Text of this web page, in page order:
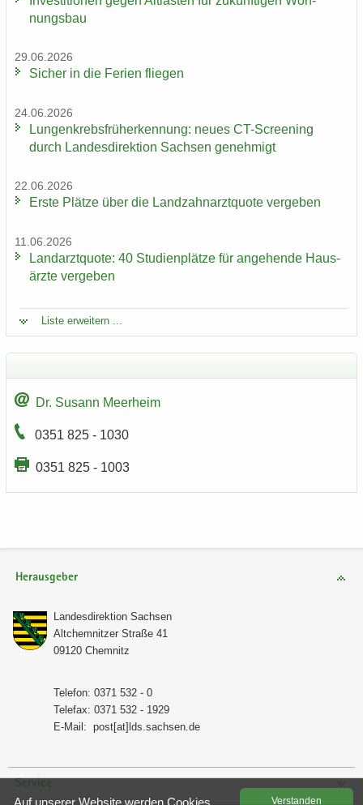
nungs­bau
29.06.2026
Si­cher in die Fe­ri­en flie­gen
24.06.2026
Lun­gen­krebs­früh­erken­nung: neues CT-​Screening
durch Lan­des­di­rek­ti­on Sach­sen ge­neh­migt
22.06.2026
Erste Plät­ze über die Land­zahn­arzt­quo­te ver­ge­ben
11.06.2026
Land­arzt­quo­te: 40 Stu­di­en­plät­ze für an­ge­hen­de Haus­
ärz­te ver­ge­ben
Liste er­wei­tern ...
Dr. Su­sann Meer­heim
0351 825 - 1030
0351 825 - 1003
Herausgeber
Lan­des­di­rek­ti­on Sach­sen
Alt­chem­nit­zer Stra­ße 41
09120 Chem­nitz
Te­le­fon: 0371 532 - 0
Te­le­fax: 0371 532 - 1929
E-​Mail: post[at]lds.sach­sen.de
Ver­stan­den
Auf un­se­rer Web­site wer­den Coo­kies